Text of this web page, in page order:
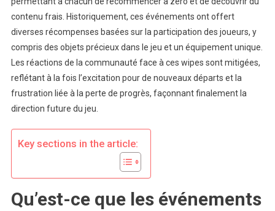
Event
Prizes
:
Événements
Historiques,
Passées,
contenu frais. Historiquement, ces événements ont offert
diverses récompenses basées sur la participation des joueurs, y
compris des objets précieux dans le jeu et un équipement unique.
Les réactions de la communauté face à ces wipes sont mitigées,
reflétant à la fois l’excitation pour de nouveaux départs et la
frustration liée à la perte de progrès, façonnant finalement la
direction future du jeu.
Key sections in the article:
Qu’est-ce que les événements